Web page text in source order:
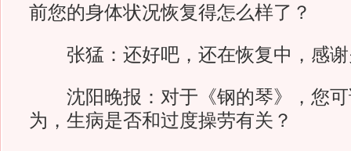
前您的身体状况恢复得怎么样了？
张猛：还好吧，还在恢复中，感谢
沈阳晚报：对于《钢的琴》，您可
为，生病是否和过度操劳有关？